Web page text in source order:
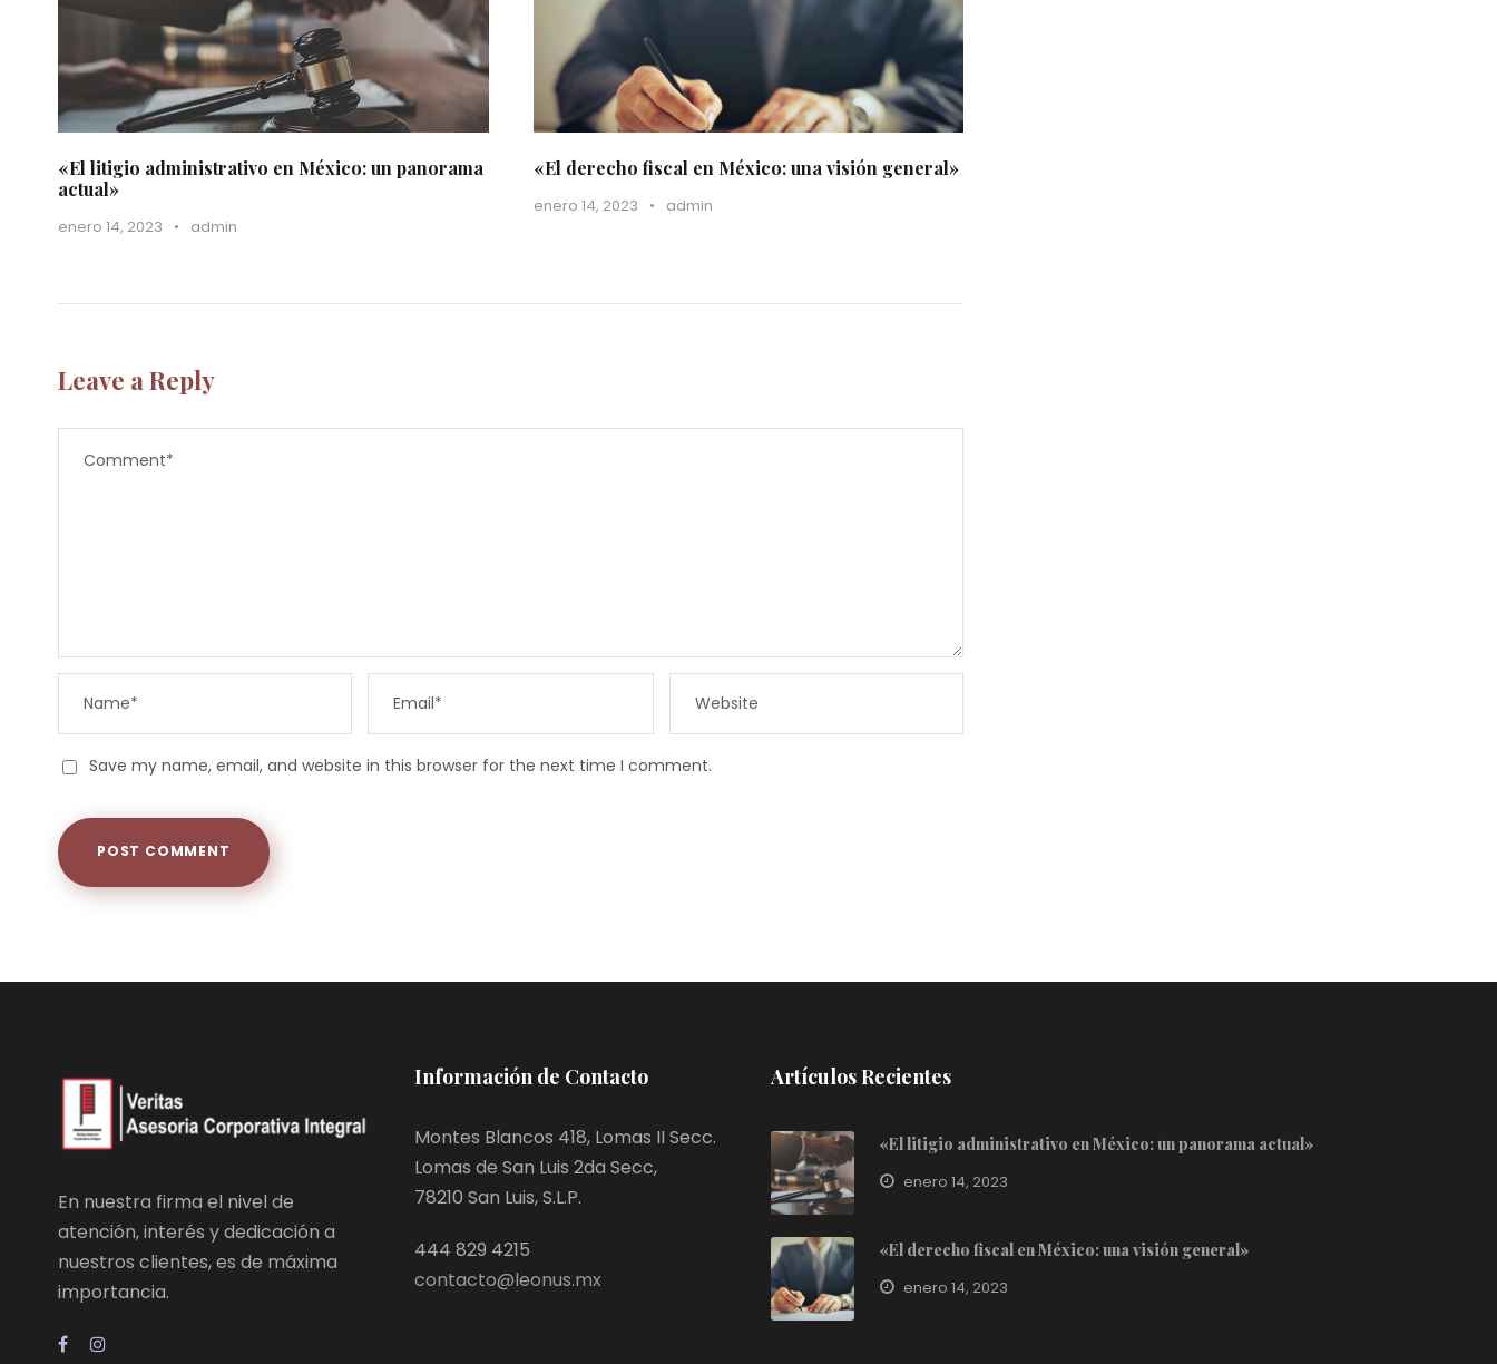
«El litigio administrativo en México: un panorama
actual»
enero 14, 2023 • admin
«El derecho fiscal en México: una visión general»
enero 14, 2023 • admin
Leave a Reply
Save my name, email, and website in this browser for the next time I comment.
En nuestra firma el nivel de
atención, interés y dedicación a
nuestros clientes, es de máxima
importancia.
Información de Contacto
Montes Blancos 418, Lomas II Secc.
Lomas de San Luis 2da Secc,
78210 San Luis, S.L.P.
444 829 4215
contacto@leonus.mx
Artículos Recientes
«El litigio administrativo en México: un panorama actual»
enero 14, 2023
«El derecho fiscal en México: una visión general»
enero 14, 2023